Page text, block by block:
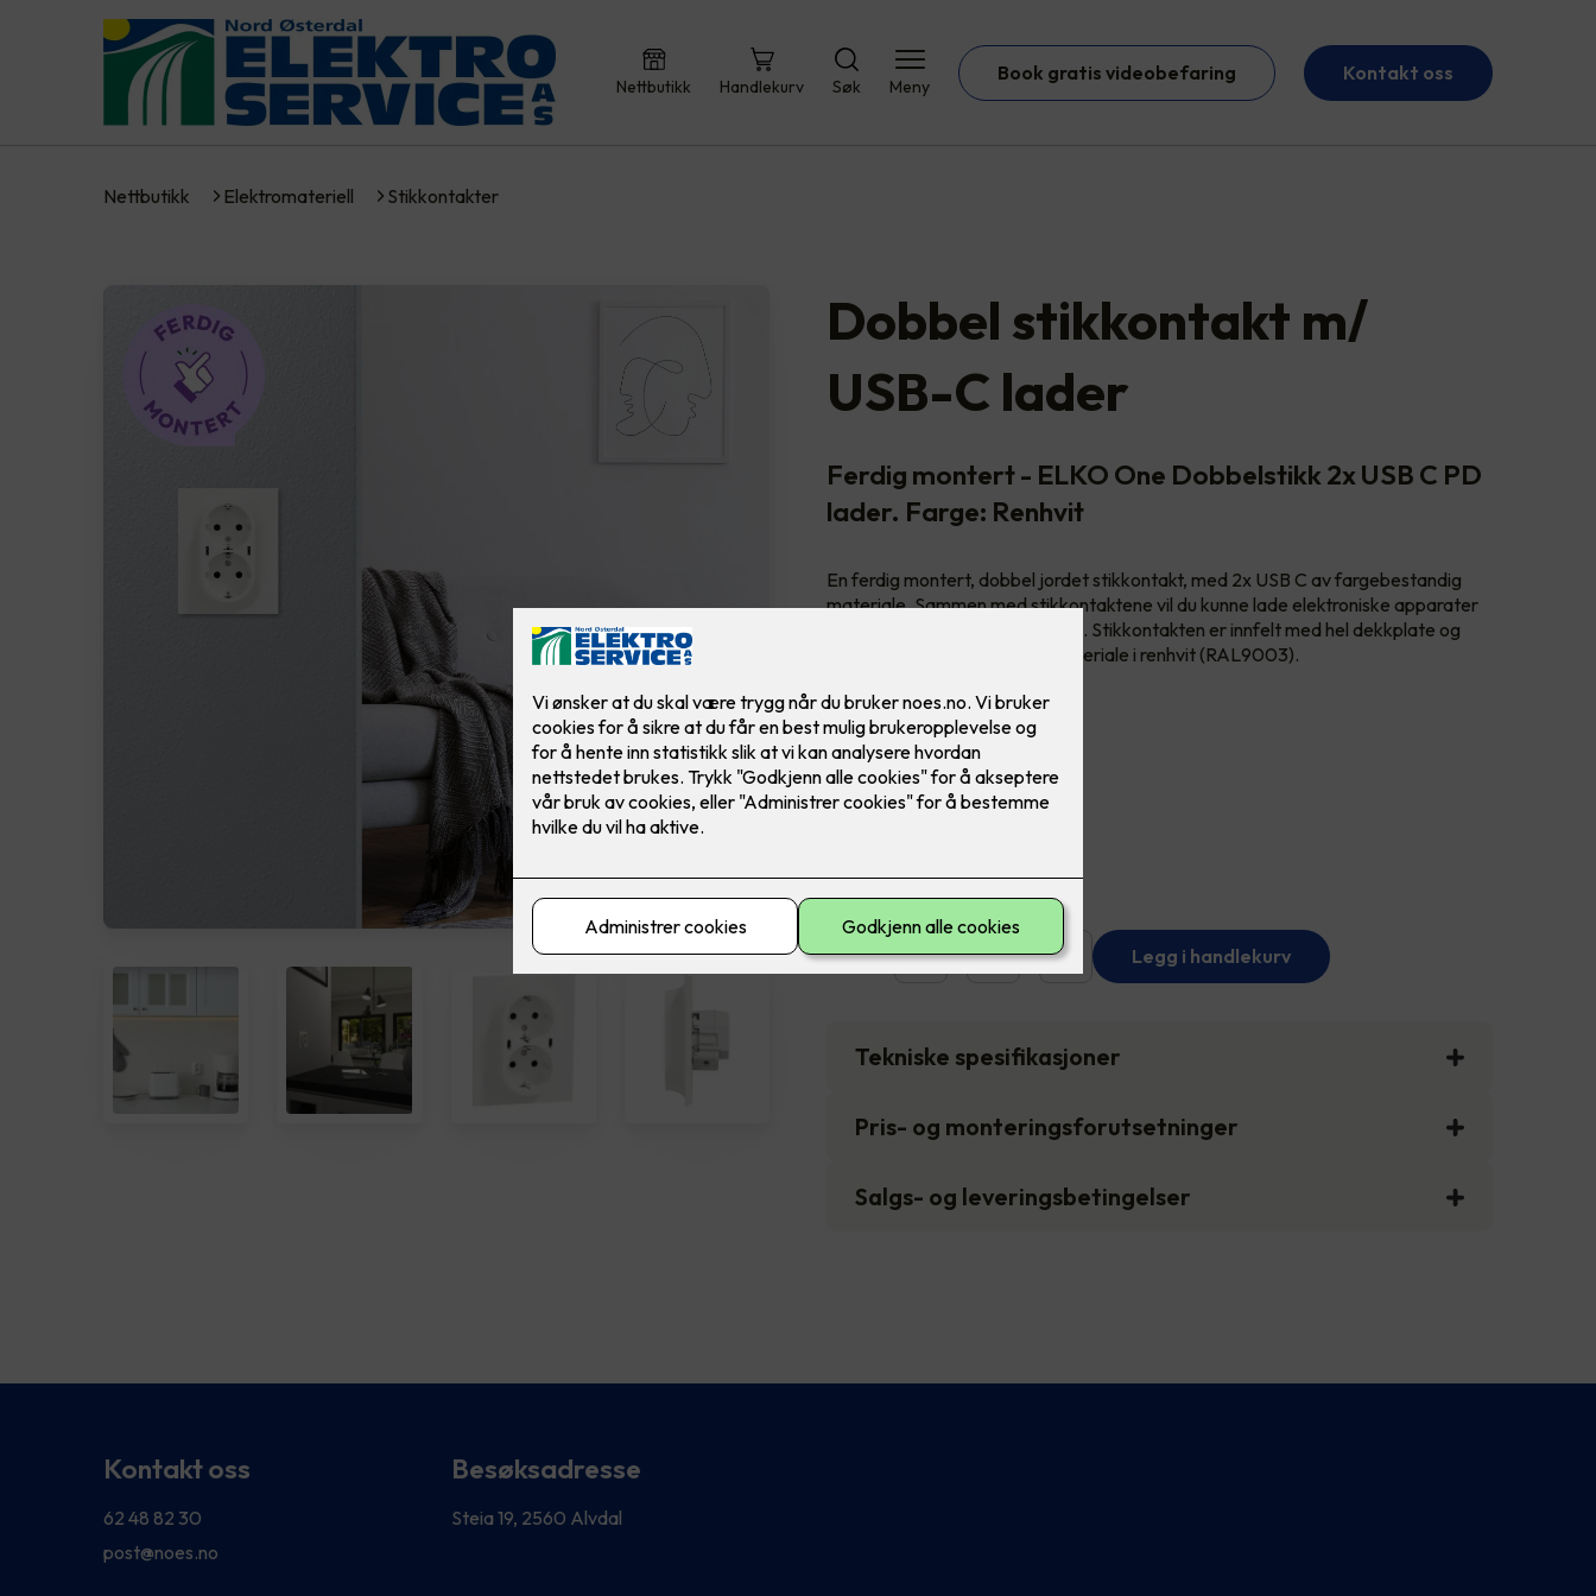
Nettbutikk Handlekurv Søk Meny
Book gratis videobefaring Kontakt oss
Nettbutikk Elektromateriell Stikkontakter
Dobbel stikkontakt m/
USB-C lader
Ferdig montert - ELKO One Dobbelstikk 2x USB C PD
lader. Farge: Renhvit
En ferdig montert, dobbel jordet stikkontakt, med 2x USB C av fargebestandig
materiale. Sammen med stikkontaktene vil du kunne lade elektroniske apparater
opp til 25W i begge C-uttakene. Stikkontakten er innfelt med hel dekkplate og
barnevern i fargebestandigmateriale i renhvit (RAL9003).
Farge
2,375,-
Antall - + Legg i handlekurv
Tekniske spesifikasjoner
Pris- og monteringsforutsetninger
Salgs- og leveringsbetingelser
Kontakt oss
62 48 82 30
post@noes.no
Besøksadresse
Steia 19, 2560 Alvdal